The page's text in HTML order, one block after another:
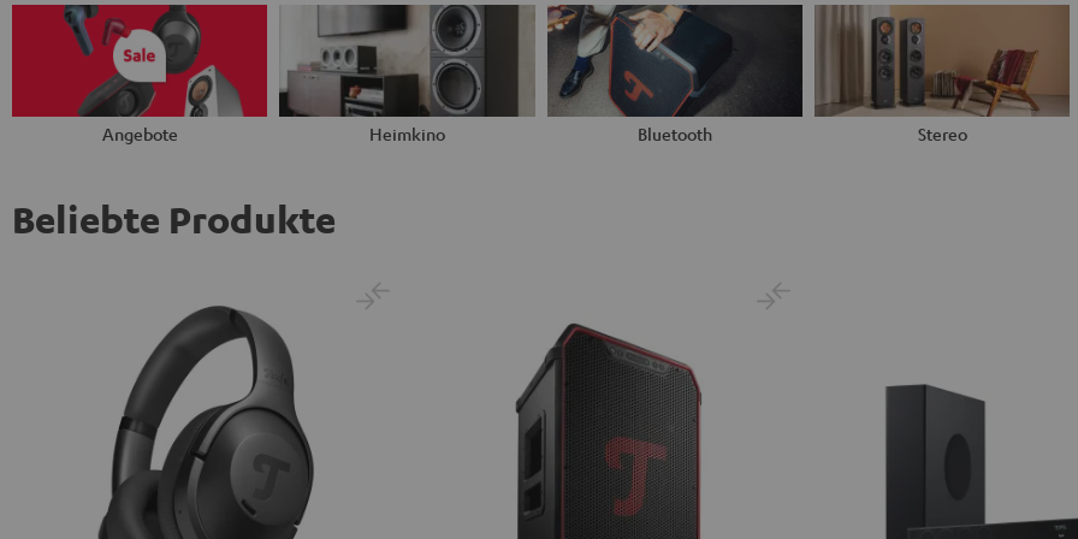
Angebote Heimkino Bluetooth Stereo
Beliebte Produkte